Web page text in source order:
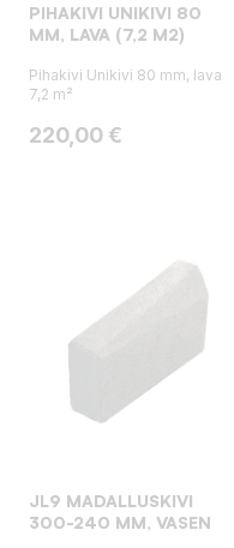
PIHAKIVI UNIKIVI 80
MM, LAVA (7,2 M2)
Pihakivi Unikivi 80 mm, lava
7,2 m²
Hinta
220,00 €
JL9 MADALLUSKIVI
300-240 MM, VASEN